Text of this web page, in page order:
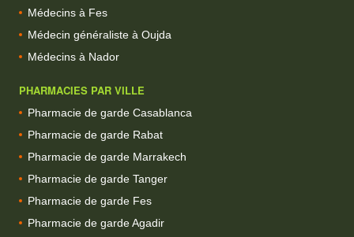
Médecins à Fes
Médecin généraliste à Oujda
Médecins à Nador
PHARMACIES PAR VILLE
Pharmacie de garde Casablanca
Pharmacie de garde Rabat
Pharmacie de garde Marrakech
Pharmacie de garde Tanger
Pharmacie de garde Fes
Pharmacie de garde Agadir